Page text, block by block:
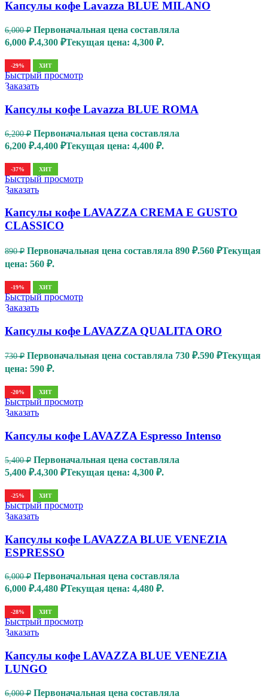
Капсулы кофе Lavazza BLUE MILANO
6,000₽ Первоначальная цена составляла
6,000 ₽.4,300 ₽Текущая цена: 4,300 ₽.
-29% ХИТ
Быстрый просмотр
Заказать
Капсулы кофе Lavazza BLUE ROMA
6,200₽ Первоначальная цена составляла
6,200 ₽.4,400 ₽Текущая цена: 4,400 ₽.
-37% ХИТ
Быстрый просмотр
Заказать
Капсулы кофе LAVAZZA CREMA E GUSTO
CLASSICO
890₽ Первоначальная цена составляла 890 ₽.560 ₽Текущая
цена: 560 ₽.
-19% ХИТ
Быстрый просмотр
Заказать
Капсулы кофе LAVAZZA QUALITA ORO
730₽ Первоначальная цена составляла 730 ₽.590 ₽Текущая
цена: 590 ₽.
-20% ХИТ
Быстрый просмотр
Заказать
Капсулы кофе LAVAZZA Espresso Intenso
5,400₽ Первоначальная цена составляла
5,400 ₽.4,300 ₽Текущая цена: 4,300 ₽.
-25% ХИТ
Быстрый просмотр
Заказать
Капсулы кофе LAVAZZA BLUE VENEZIA
ESPRESSO
6,000₽ Первоначальная цена составляла
6,000 ₽.4,480 ₽Текущая цена: 4,480 ₽.
-28% ХИТ
Быстрый просмотр
Заказать
Капсулы кофе LAVAZZA BLUE VENEZIA
LUNGO
6,000₽ Первоначальная цена составляла